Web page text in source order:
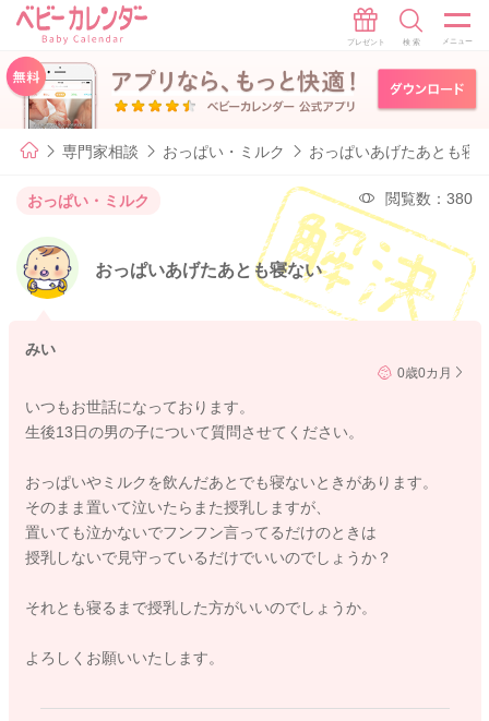
専門家相談 おっぱい・ミルク おっぱいあげたあとも寝
おっぱい・ミルク 閲覧数：380
おっぱいあげたあとも寝ない
みい
0歳0カ月
いつもお世話になっております。
生後13日の男の子について質問させてください。
おっぱいやミルクを飲んだあとでも寝ないときがあります。
そのまま置いて泣いたらまた授乳しますが、
置いても泣かないでフンフン言ってるだけのときは
授乳しないで見守っているだけでいいのでしょうか？
それとも寝るまで授乳した方がいいのでしょうか。
よろしくお願いいたします。